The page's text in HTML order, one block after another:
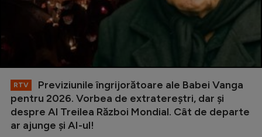
RTV
Previziunile îngrijorătoare ale Babei Vanga
pentru 2026. Vorbea de extratereștri, dar și
despre Al Treilea Război Mondial. Cât de departe
ar ajunge și AI-ul!